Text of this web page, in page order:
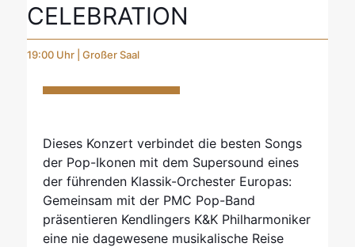
CELEBRATION
19:00 Uhr | Großer Saal
Dieses Konzert verbindet die besten Songs
der Pop-Ikonen mit dem Supersound eines
der führenden Klassik-Orchester Europas:
Gemeinsam mit der PMC Pop-Band
präsentieren Kendlingers K&K Philharmoniker
eine nie dagewesene musikalische Reise